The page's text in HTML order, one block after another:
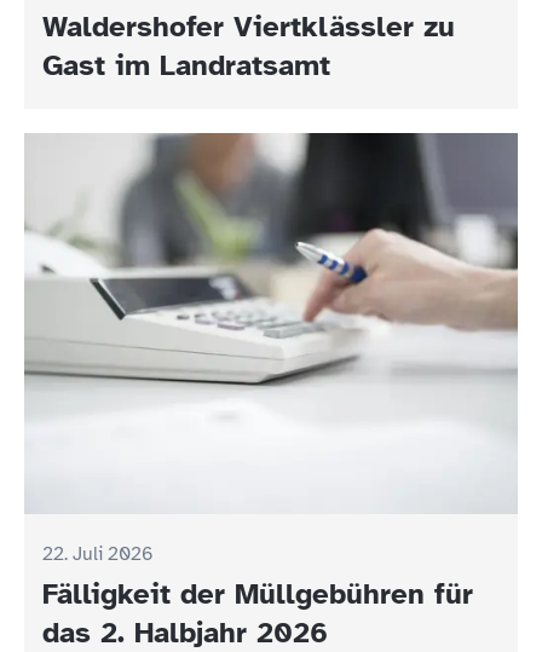
Waldershofer Viertklässler zu
Gast im Landratsamt
22. Juli 2026
Fälligkeit der Müllgebühren für
das 2. Halbjahr 2026